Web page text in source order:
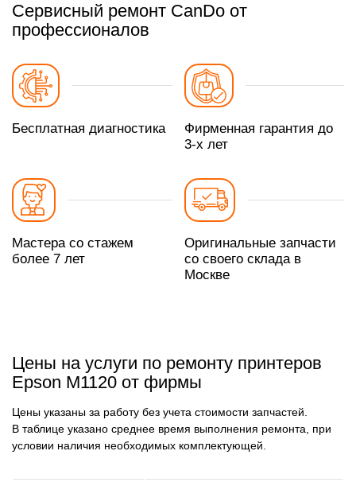
Сервисный ремонт CanDo от
профессионалов
Бесплатная диагностика
Фирменная гарантия до
3-х лет
Мастера со стажем
более 7 лет
Оригинальные запчасти
со своего склада в
Москве
Цены на услуги по ремонту принтеров
Epson M1120 от фирмы
Цены указаны за работу без учета стоимости запчастей.
В таблице указано среднее время выполнения ремонта, при
условии наличия необходимых комплектующей.